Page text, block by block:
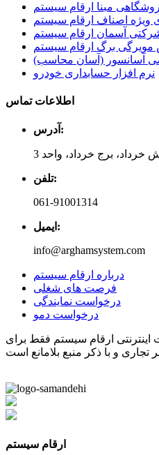
مبنا ارقام سیستم
ویژه اصناف ارقام سیستم
آسمان ارقام سیستم
برگ ارقام سیستم
آسانسور (آسان محاسب)
نرم افزار حسابداری خودرو
اطلاعات تماس
آدرس:
خرداد، برج خرداد، واحد 3
تلفن:
061-91001314
ایمیل:
info@arghamsystem.com
درباره ارقام سیستم
فرصت های شغلی
درخواست نمایندگی
درخواست دمو
اینترنتی ارقام سیستم فقط برای
ارقام سیستم